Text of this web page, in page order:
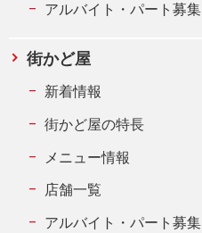
アルバイト・パート募集
街かど屋
新着情報
街かど屋の特長
メニュー情報
店舗一覧
アルバイト・パート募集